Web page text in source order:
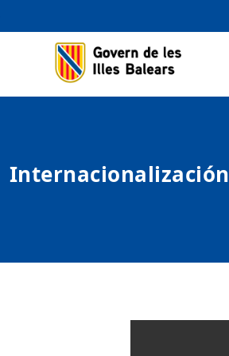
Internacionalización